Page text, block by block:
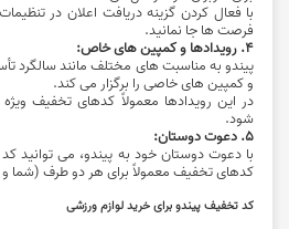
با فعال کردن گزینه دریافت اعلان در
فرصت ‌ها جا نمانید.
4. رویدادها و کمپین‌ های خاص:
پیندو به مناسبت‌ های مختلف مانند سالگرد
و کمپین‌ های خاصی را برگزار می‌ کند.
در این رویدادها معمولاً کدهای تخفیف
‌شود.
5. دعوت دوستان:
با دعوت دوستان خود به پیندو، می ‌توانید
کدهای تخفیف معمولاً برای هر دو طرف (شما
کد تخفیف پیندو برای خرید لوازم ورزشی